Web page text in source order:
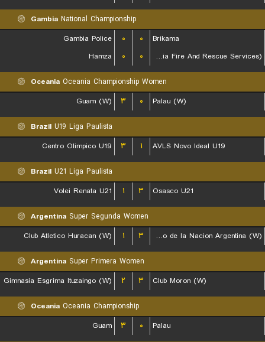
Gambia National Championship
Gambia Police
۰ ۰
Brikama
Hamza
۰ ۰ GFRS (Gambia Fire And Rescue Services)
Oceania Oceania Championship Women
Guam (W)
۳ ۰ Palau (W)
Brazil U19 Liga Paulista
Centro Olimpico U19
۳ ۱ AVLS Novo Ideal U19
Brazil U21 Liga Paulista
Volei Renata U21
۱ ۳ Osasco U21
Argentina Super Segunda Women
Club Atletico Huracan (W)
۱ ۳ Banco de la Nacion Argentina (W)
Argentina Super Primera Women
Gimnasia Esgrima Ituzaingo (W)
۲ ۳ Club Moron (W)
Oceania Oceania Championship
Guam
۳ ۰ Palau